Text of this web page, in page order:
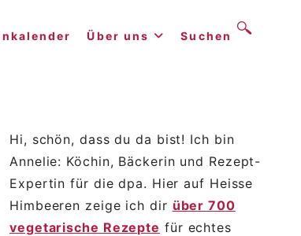
Über uns Suchen
Hi, schön, dass du da bist! Ich bin
Annelie: Köchin, Bäckerin und Rezept-
Expertin für die dpa. Hier auf Heisse
Himbeeren zeige ich dir über 700
vegetarische Rezepte für echtes